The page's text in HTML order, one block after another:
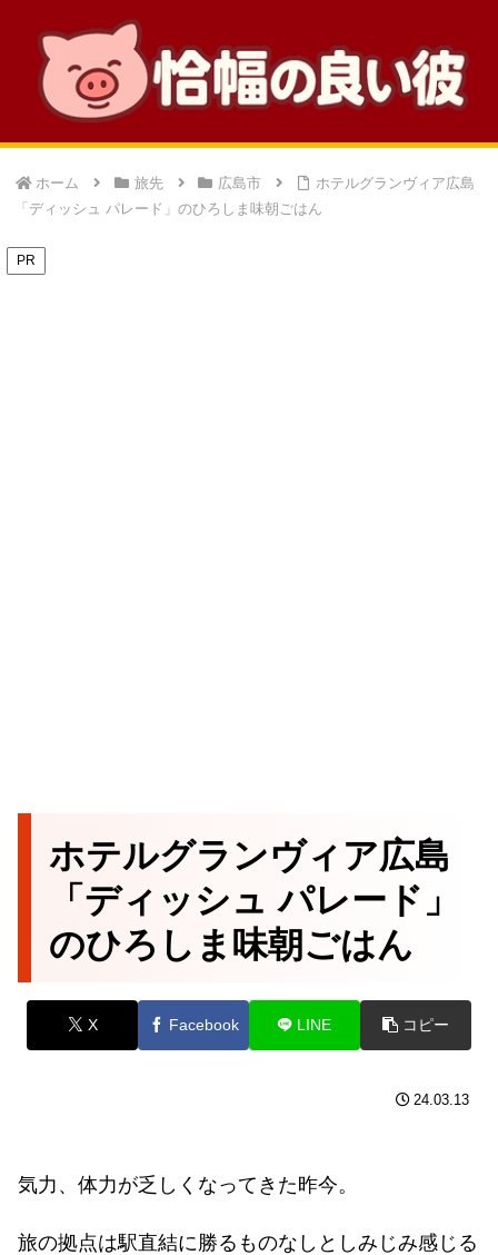
ホーム 旅先 広島市
ホテルグランヴィア広島
「ディッシュ パレード」のひろしま味朝ごはん
PR
ホテルグランヴィア広島
「ディッシュ パレード」
のひろしま味朝ごはん
X Facebook LINE コピー
24.03.13
気力、体力が乏しくなってきた昨今。
旅の拠点は駅直結に勝るものなしとしみじみ感じる